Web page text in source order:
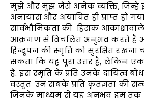
मुझे और मुझ जैसे अनेक व्यक्ति, जिन्हें
अनायास और अयाचित ही प्राप्त हो
सार्वभौमिकता की हिंसक
आक्रमण से विचलित अनुभव करते हैं
हिन्दूपन की स्मृति को सुरक्षित रखना
सकता कि यह पूरा उत्तर है, लेकिन
है. इस स्मृति के प्रति उनके दायित्व
वस्तुतः उन सबके प्रति कृतज्ञता की
जिनके माध्यम से यह अनुभव हम तक